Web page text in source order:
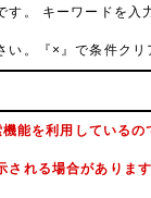
す。 キーワードを入
い。『×』で条件クリ
を利用しているの
される場合がありま